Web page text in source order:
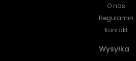
O nas
Regulamin
Kontakt
Wysyłka